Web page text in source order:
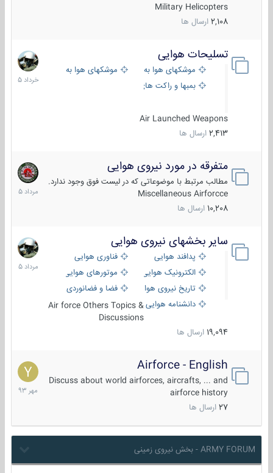
Military Helicopters
2,108 ارسال ها
تسلیحات هوایی
موشکهای هوا به هوا
موشکهای هوا به سطح
بمبها و راکت های هوایی
Air Launched Weapons
2,413 ارسال ها
30
خرداد
1405
متفرقه در مورد نیروی هوایی
مطالب مرتبط با موضوعاتی که در لیست فوق وجود ندارد.
Miscellaneous Airforcce
10,208 ارسال ها
7
مرداد
1405
سایر بخشهای نیروی هوایی
پدافند هوایی
فناوری هوایی
الکترونیک هوایی
موتورهای هوایی
تاریخ نیروی هوایی
فضا و فضانوردی
دانشنامه هواییAir force Others Topics &
Discussions
19,094 ارسال ها
2
مرداد
1405
Airforce - English
Discuss about world airforces, aircrafts, ... and
airforce history
27 ارسال ها
15
مهر
1393
ARMY FORUM - بخش نیروی زمینی